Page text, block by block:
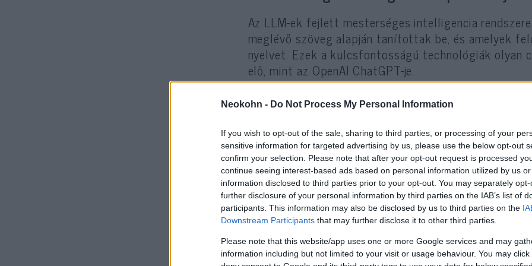
Neokohn - Do Not Process My Personal Information
If you wish to opt-out of the sale, sharing to third parties, or processing of your
sensitive information for targeted advertising by us, please use the below opt-out
confirm your selection. Please note that after your opt-out request is processed
continue seeing interest-based ads based on personal information utilized by us
information disclosed to third parties prior to your opt-out. You may separately
further disclosure of your personal information by third parties on the IAB’s list of
participants. This information may also be disclosed by us to third parties on the
Downstream Participants that may further disclose it to other third parties.
Please note that this website/app uses one or more Google services and may
information including but not limited to your visit or usage behaviour. You may
Az LLM-ek fejlett mesterséges intelligencia
meglévő szöveg alapján tanítottak be, és amelyek
nyelvet. Ezek a kulcsfontosságú technológiák
elő, mint az OpenAI ChatGPT-je.
A szerzők szerint az LLM-ekben jelen lévő
a modellek egyre inkább integrálódnak és egyre
körökben, az előítéletek olyan területeken is
az oktatás és a hiteljóváhagyás – írja az izraeli lap.
A tanulmány az OpenAI ChatGPT-4
amely a kutatás idején a legfejlettebb és
több százmillió felhasználóval.